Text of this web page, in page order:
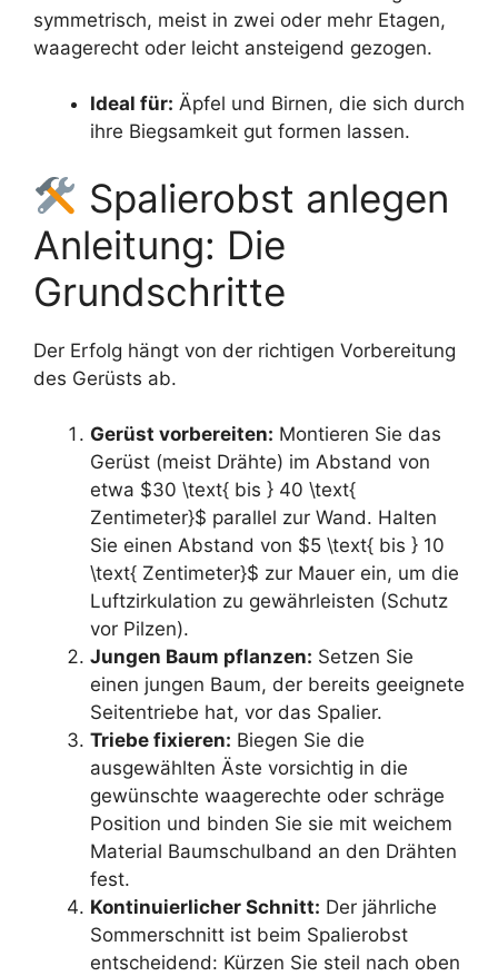
symmetrisch, meist in zwei oder mehr Etagen,
waagerecht oder leicht ansteigend gezogen.
Ideal für: Äpfel und Birnen, die sich durch
ihre Biegsamkeit gut formen lassen.
Spalierobst anlegen
Anleitung: Die
Grundschritte
Der Erfolg hängt von der richtigen Vorbereitung
des Gerüsts ab.
Gerüst vorbereiten: Montieren Sie das
Gerüst (meist Drähte) im Abstand von
etwa $30 \text{ bis } 40 \text{
Zentimeter}$ parallel zur Wand. Halten
Sie einen Abstand von $5 \text{ bis } 10
\text{ Zentimeter}$ zur Mauer ein, um die
Luftzirkulation zu gewährleisten (Schutz
vor Pilzen).
Jungen Baum pflanzen: Setzen Sie
einen jungen Baum, der bereits geeignete
Seitentriebe hat, vor das Spalier.
Triebe fixieren: Biegen Sie die
ausgewählten Äste vorsichtig in die
gewünschte waagerechte oder schräge
Position und binden Sie sie mit weichem
Material Baumschulband an den Drähten
fest.
Kontinuierlicher Schnitt: Der jährliche
Sommerschnitt ist beim Spalierobst
entscheidend: Kürzen Sie steil nach oben